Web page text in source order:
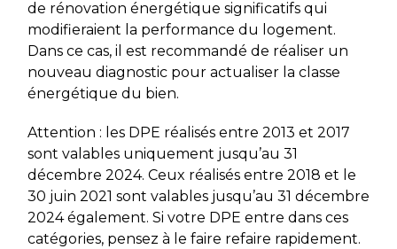
de rénovation énergétique significatifs qui
modifieraient la performance du logement.
Dans ce cas, il est recommandé de réaliser un
nouveau diagnostic pour actualiser la classe
énergétique du bien.
Attention : les DPE réalisés entre 2013 et 2017
sont valables uniquement jusqu’au 31
décembre 2024. Ceux réalisés entre 2018 et le
30 juin 2021 sont valables jusqu’au 31 décembre
2024 également. Si votre DPE entre dans ces
catégories, pensez à le faire refaire rapidement.